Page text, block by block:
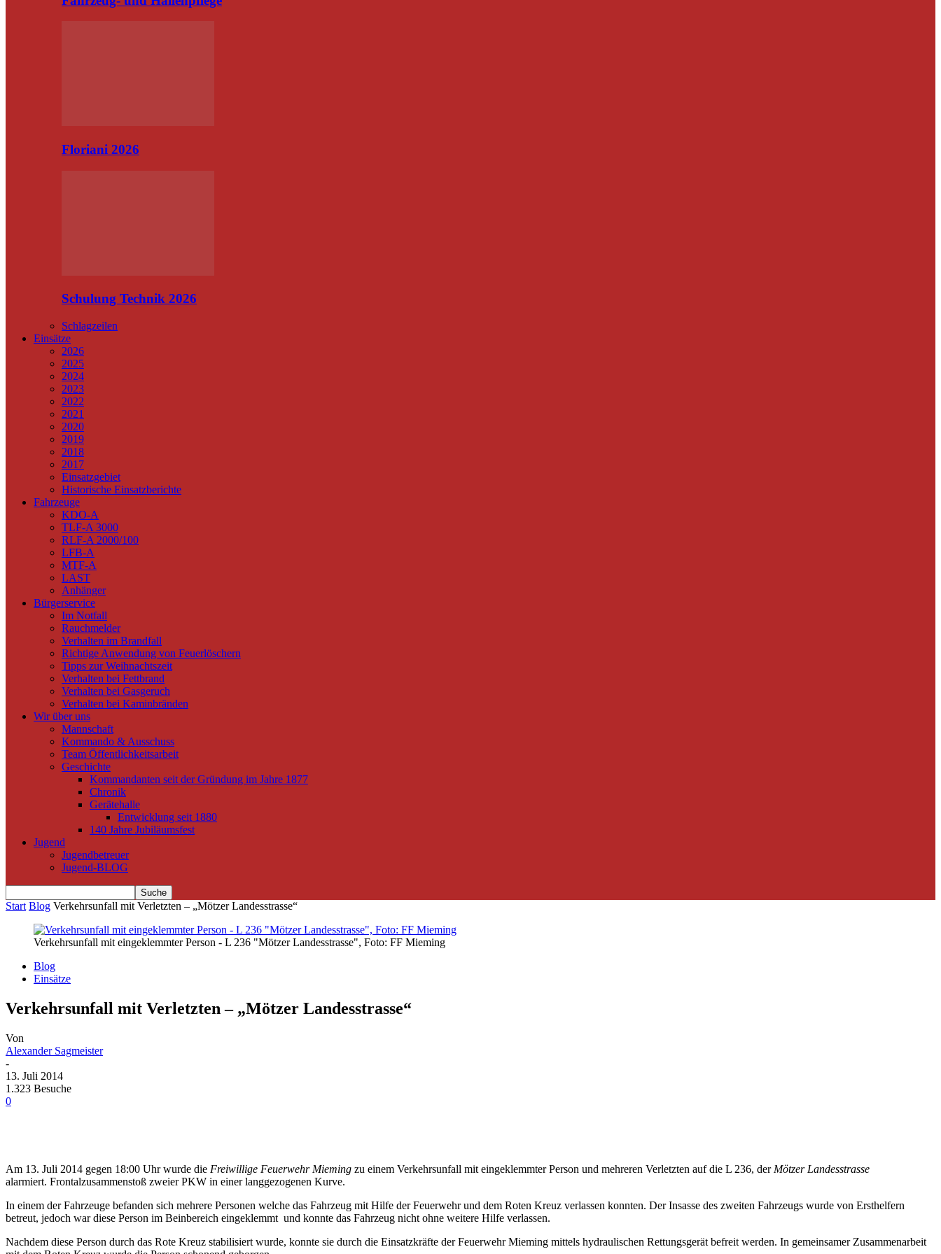
Floriani 2026
Schulung Technik 2026
Schlagzeilen
Einsätze
2026
2025
2024
2023
2022
2021
2020
2019
2018
2017
Einsatzgebiet
Historische Einsatzberichte
Fahrzeuge
KDO-A
TLF-A 3000
RLF-A 2000/100
LFB-A
MTF-A
LAST
Anhänger
Bürgerservice
Im Notfall
Rauchmelder
Verhalten im Brandfall
Richtige Anwendung von Feuerlöschern
Tipps zur Weihnachtszeit
Verhalten bei Fettbrand
Verhalten bei Gasgeruch
Verhalten bei Kaminbränden
Wir über uns
Mannschaft
Kommando & Ausschuss
Team Öffentlichkeitsarbeit
Geschichte
Kommandanten seit der Gründung im Jahre 1877
Chronik
Gerätehalle
Entwicklung seit 1880
140 Jahre Jubiläumsfest
Jugend
Jugendbetreuer
Jugend-BLOG
Start Blog Verkehrsunfall mit Verletzten – „Mötzer Landesstrasse“
Verkehrsunfall mit eingeklemmter Person - L 236 "Mötzer Landesstrasse", Foto: FF Mieming
Blog
Einsätze
Verkehrsunfall mit Verletzten – „Mötzer Landesstrasse“
Von
Alexander Sagmeister
-
13. Juli 2014
1.323 Besuche
0
Am 13. Juli 2014 gegen 18:00 Uhr wurde die Freiwillige Feuerwehr Mieming zu einem Verkehrsunfall mit eingeklemmter Person und mehreren Verletzten auf die L 236, derMötzer Landesstrasse
alarmiert. Frontalzusammenstoß zweier PKW in einer langgezogenen Kurve.
In einem der Fahrzeuge befanden sich mehrere Personen welche das Fahrzeug mit Hilfe der Feuerwehr und dem Roten Kreuz verlassen konnten. Der Insasse des zweiten Fahrzeugs wurde von Ersthelfern
betreut, jedoch war diese Person im Beinbereich eingeklemmt und konnte das Fahrzeug nicht ohne weitere Hilfe verlassen.
Nachdem diese Person durch das Rote Kreuz stabilisiert wurde, konnte sie durch die Einsatzkräfte der Feuerwehr Mieming mittels hydraulischen Rettungsgerät befreit werden. In gemeinsamer Zusammenarbeit